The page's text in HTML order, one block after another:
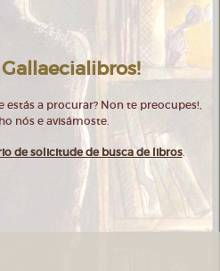
a procurar? Non te preocupes!,
nós e avisámoste.
de solicitude de busca de libros.